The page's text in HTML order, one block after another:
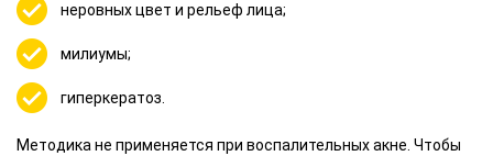
неровных цвет и рельеф лица;
милиумы;
гиперкератоз.
Методика не применяется при воспалительных акне. Чтобы